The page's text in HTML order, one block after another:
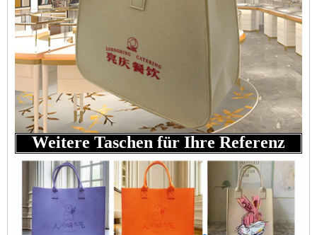
Weitere Taschen für Ihre Referenz